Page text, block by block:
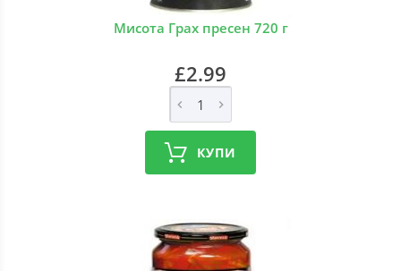
Мисота Грах пресен 720 г
£2.99
КУПИ